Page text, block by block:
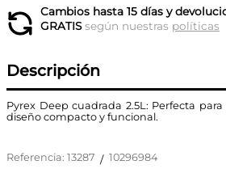
Cambios hasta 15 días y
GRATISsegún nuestras políticas
Descripción
Pyrex Deep cuadrada 2.5L: Perfecta
diseño compacto y funcional.
Referencia: 13287 / 10296984